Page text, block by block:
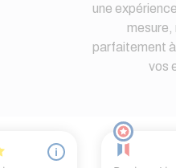
une
mesure,
parfaitement
vos